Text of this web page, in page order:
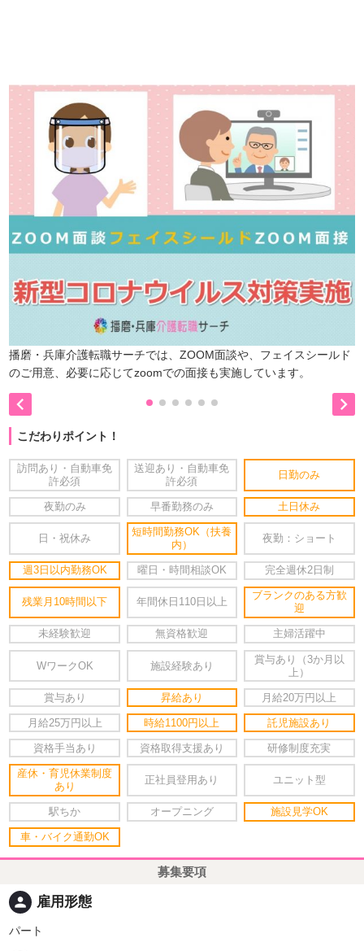
播磨・兵庫介護転職サーチでは、ZOOM面談や、フェイスシールド
のご用意、必要に応じてzoomでの面接も実施しています。
 
こだわりポイント！
訪問あり・自動車免
許必須
送迎あり・自動車免
許必須
日勤のみ
夜勤のみ 早番勤務のみ 土日休み
日・祝休み
短時間勤務OK（扶養
内）
夜勤：ショート
週3日以内勤務OK 曜日・時間相談OK 完全週休2日制
残業月10時間以下 年間休日110日以上
ブランクのある方歓
迎
未経験歓迎 無資格歓迎 主婦活躍中
WワークOK 施設経験あり
賞与あり（3か月以
上）
賞与あり 昇給あり 月給20万円以上
月給25万円以上 時給1100円以上 託児施設あり
資格手当あり 資格取得支援あり 研修制度充実
産休・育児休業制度
あり
正社員登用あり ユニット型
駅ちか オープニング 施設見学OK
車・バイク通勤OK
募集要項
person 雇用形態
パート